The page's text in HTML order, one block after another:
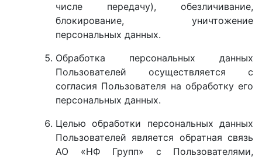
числе передачу), обезличивание,
блокирование, уничтожение
персональных данных.
Обработка персональных данных
Пользователей осуществляется с
согласия Пользователя на обработку его
персональных данных.
Целью обработки персональных данных
Пользователей является обратная связь
АО «НФ Групп» с Пользователями,